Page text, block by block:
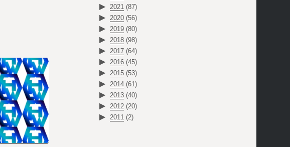
2021 (87)
2020 (56)
2019 (80)
2018 (98)
2017 (64)
2016 (45)
2015 (53)
2014 (61)
2013 (40)
2012 (20)
2011 (2)